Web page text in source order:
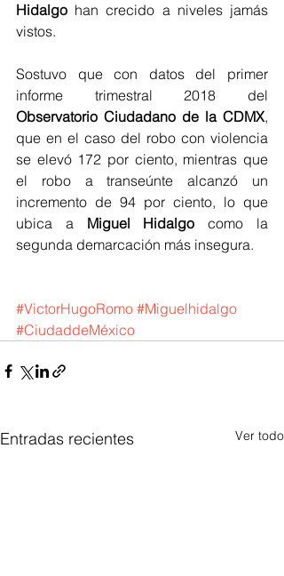
Hidalgo han crecido a niveles jamás
vistos.
Sostuvo que con datos del primer
Observatorio Ciudadano de la CDMX,
que en el caso del robo con violencia
se elevó 172 por ciento, mientras que
el robo a transeúnte alcanzó un
incremento de 94 por ciento, lo que
ubica a Miguel Hidalgo como la
segunda demarcación más insegura.
#VictorHugoRomo #Miguelhidalgo
#CiudaddeMéxico
Entradas recientes Ver todo